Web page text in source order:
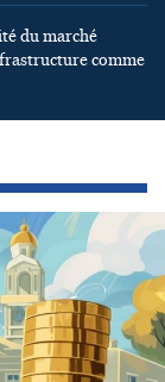
du marché
comme